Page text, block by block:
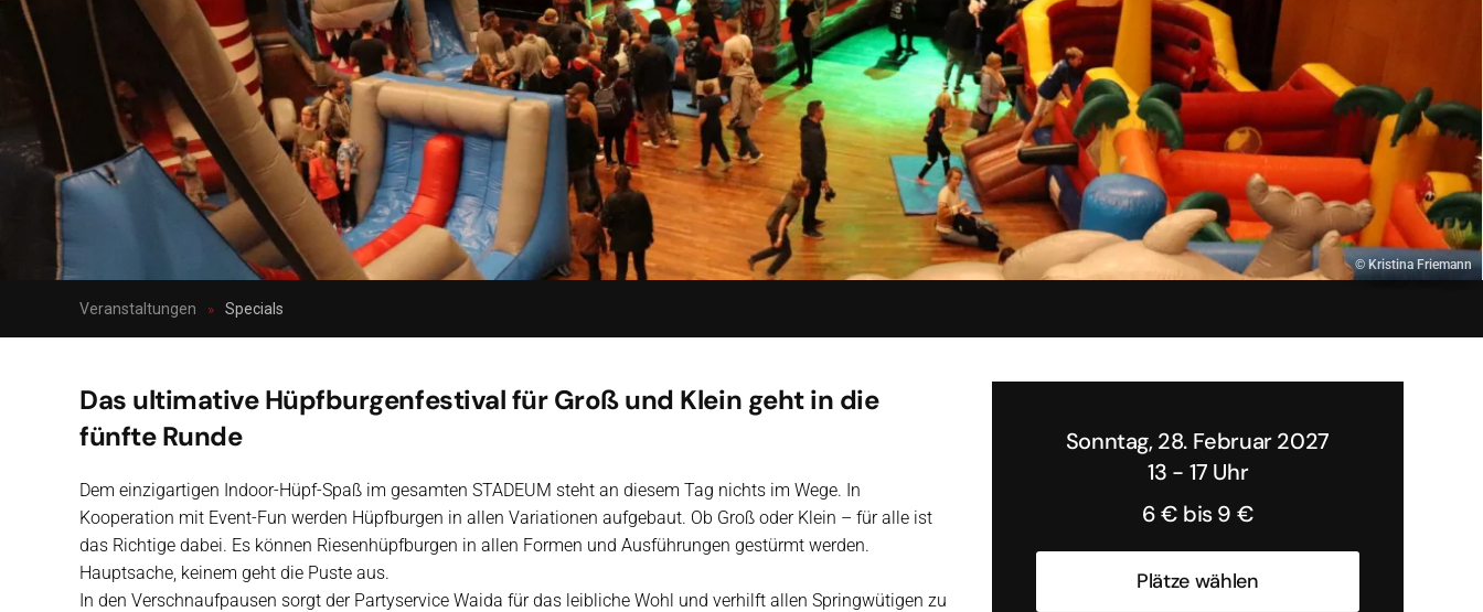
© Kristina Friemann
Veranstaltungen Specials
Das ultimative Hüpfburgenfestival für Groß und Klein geht in die
fünfte Runde
Dem einzigartigen Indoor-Hüpf-Spaß im gesamten STADEUM steht an diesem Tag nichts im Wege. In
Kooperation mit Event-Fun werden Hüpfburgen in allen Variationen aufgebaut. Ob Groß oder Klein – für alle ist
das Richtige dabei. Es können Riesenhüpfburgen in allen Formen und Ausführungen gestürmt werden.
Hauptsache, keinem geht die Puste aus.
In den Verschnaufpausen sorgt der Partyservice Waida für das leibliche Wohl und verhilft allen Springwütigen zu
Sonntag, 28. Februar 2027
13 - 17 Uhr
6 € bis 9 €
Plätze wählen